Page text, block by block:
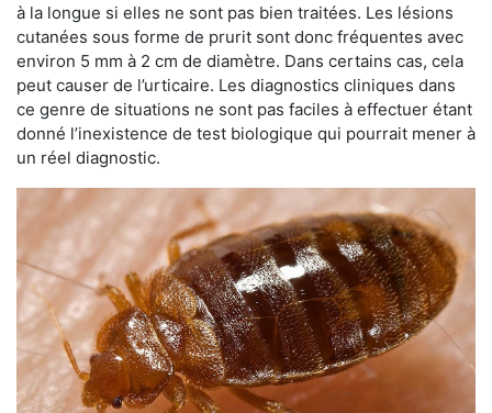
à la longue si elles ne sont pas bien traitées. Les lésions
cutanées sous forme de prurit sont donc fréquentes avec
environ 5 mm à 2 cm de diamètre. Dans certains cas, cela
peut causer de l’urticaire. Les diagnostics cliniques dans
ce genre de situations ne sont pas faciles à effectuer étant
donné l’inexistence de test biologique qui pourrait mener à
un réel diagnostic.